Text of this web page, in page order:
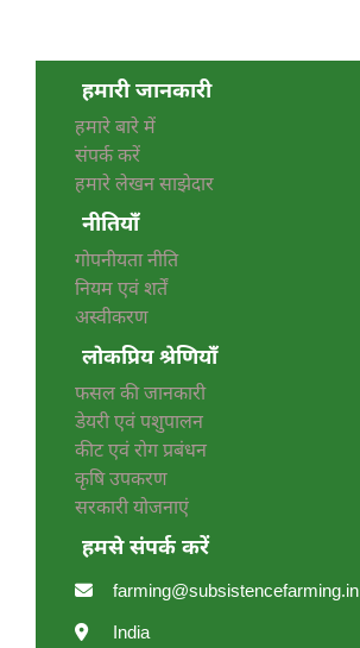
हमारी जानकारी
हमारे बारे में
संपर्क करें
हमारे लेखन साझेदार
नीतियाँ
गोपनीयता नीति
नियम एवं शर्तें
अस्वीकरण
लोकप्रिय श्रेणियाँ
फसल की जानकारी
डेयरी एवं पशुपालन
कीट एवं रोग प्रबंधन
कृषि उपकरण
सरकारी योजनाएं
हमसे संपर्क करें
farming@subsistencefarming.in
India